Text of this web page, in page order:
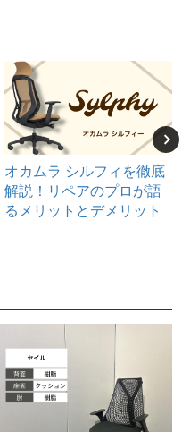
オカムラ シルフィを徹底
解説！リペアのプロが語
るメリットとデメリット